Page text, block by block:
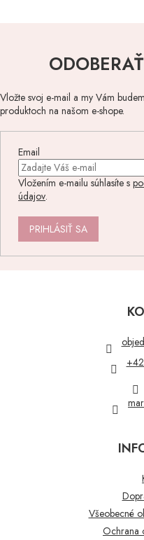
Vložte svoj e-mail a my Vám
produktoch na našom e-shope.
Email
Vložením e-mailu súhlasíte s
údajov.
PRIHLÁSIŤ SA
Všeobecné
Ochrana